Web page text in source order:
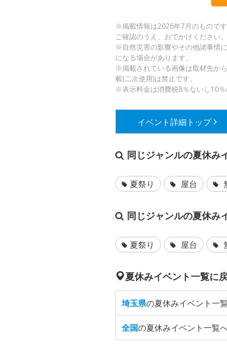
※掲載情報は2026年7月のもので
ご確認のうえ、おでかけください。
※自然災害の影響やその他諸事情
になる場合があります。
※掲載されている画像は取材先か
載(二次使用)は禁止です。
※表示料金は消費税8％ないし10％
イベント詳細 トップ
同じジャンルの夏休み
夏祭り 屋台
同じジャンルの夏休み
夏祭り 屋台
夏休みイベント一覧に
埼玉県の夏休みイベント一
全国の夏休みイベント一覧